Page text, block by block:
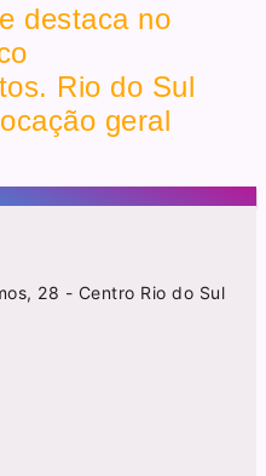
destaca no
Rio do Sul
geral
28 - Centro Rio do Sul